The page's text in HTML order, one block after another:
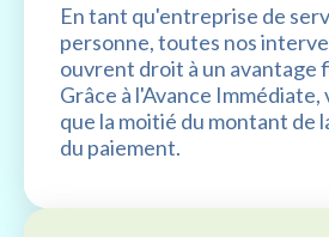
En tant qu'entreprise de
personne, toutes nos
ouvrent droit à un avantage
Grâce à l'Avance Immédiate,
que la moitié du montant de
du paiement.